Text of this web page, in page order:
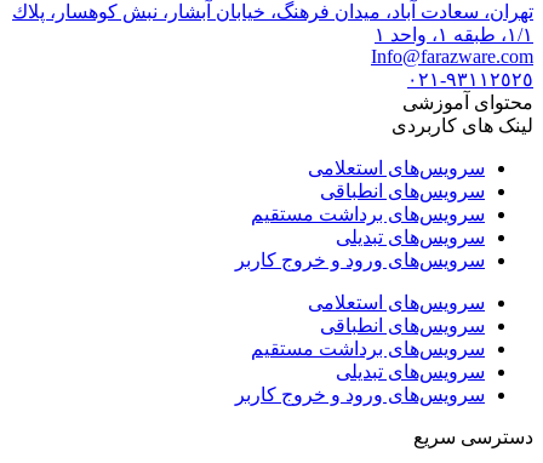
تهران، سعادت آباد، ميدان فرهنگ، خيابان آبشار، نبش كوهسار، پلاك
١/١، طبقه ١، واحد ١
Info@farazware.com
٩٣١١٢٥٢٥-٠٢١
محتوای آموزشی
لینک های کاربردی
سرویس‌های استعلامی
سرویس‌های انطباقی
سرویس‌های برداشت مستقیم
سرویس‌های تبدیلی
سرویس‌های ورود و خروج کاربر
سرویس‌های استعلامی
سرویس‌های انطباقی
سرویس‌های برداشت مستقیم
سرویس‌های تبدیلی
سرویس‌های ورود و خروج کاربر
دسترسی سریع